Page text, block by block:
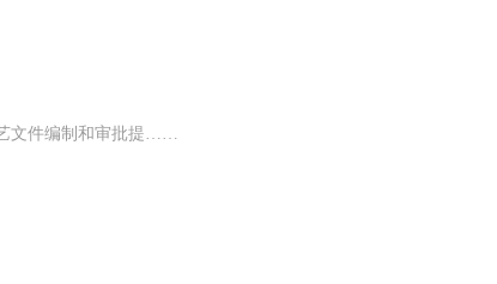
文件编制和审批提……